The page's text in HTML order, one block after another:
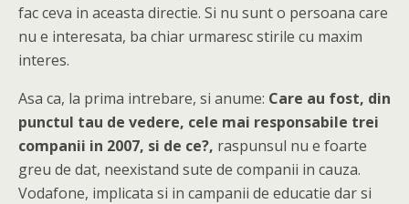
fac ceva in aceasta directie. Si nu sunt o persoana care
nu e interesata, ba chiar urmaresc stirile cu maxim
interes.
Asa ca, la prima intrebare, si anume: Care au fost, din
punctul tau de vedere, cele mai responsabile trei
companii in 2007, si de ce?, raspunsul nu e foarte
greu de dat, neexistand sute de companii in cauza.
Vodafone, implicata si in campanii de educatie dar si